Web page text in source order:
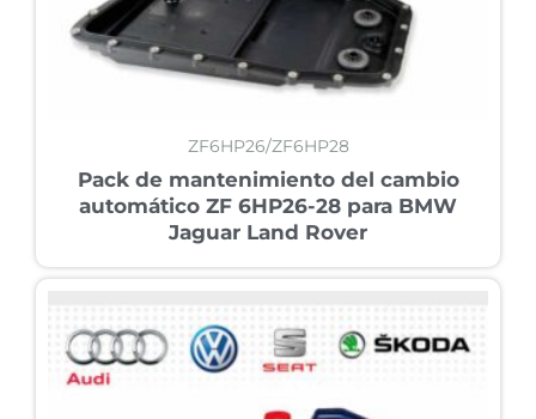
ZF6HP26/ZF6HP28
Pack de mantenimiento del cambio
automático ZF 6HP26-28 para BMW
Jaguar Land Rover